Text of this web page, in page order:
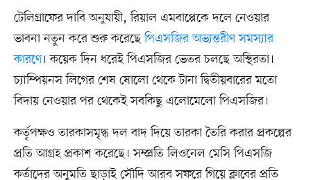
টেলিগ্রাফের দাবি অনুযায়ী, রিয়াল এমবাপ্পেকে দলে নেওয়ার
ভাবনা নতুন করে শুরু করেছেপিএসজির অভ্যন্তরীণ সমস্যার
কারণে। কয়েক দিন ধরেই পিএসজির ভেতর চলছে অস্থিরতা।
চ্যাম্পিয়নস লিগের শেষ ষোলো থেকে টানা দ্বিতীয়বারের মতো
বিদায় নেওয়ার পর থেকেই সবকিছু এলোমেলো পিএসজির।
কর্তৃপক্ষও তারকাসমৃদ্ধ দল বাদ দিয়ে তারকা তৈরি করার প্রকল্পের
প্রতি আগ্রহ প্রকাশ করেছে। সম্প্রতি লিওনেল মেসি পিএসজি
কর্তাদের অনুমতি ছাড়াই সৌদি আরব সফরে গিয়ে ক্লাবের প্রতি